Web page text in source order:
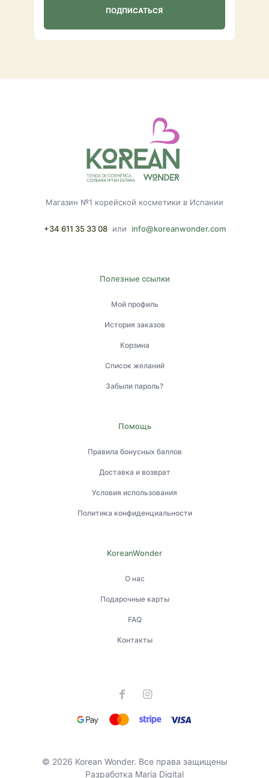
Магазин №1 корейской косметики в Испании
+34 611 35 33 08 или info@koreanwonder.com
Полезные ссылки
Мой профиль
История заказов
Корзина
Список желаний
Забыли пароль?
Помощь
Правила бонусных баллов
Доставка и возврат
Условия использования
Политика конфиденциальности
KoreanWonder
О нас
Подарочные карты
FAQ
Контакты
© 2026 Korean Wonder. Все права защищены
Разработка Maria Digital